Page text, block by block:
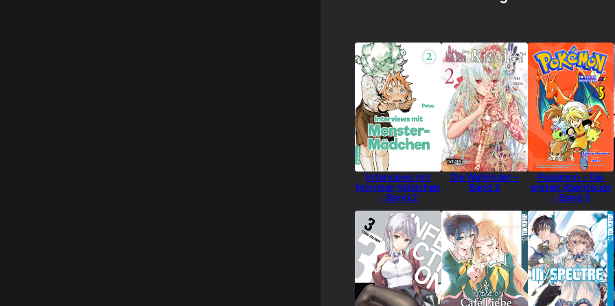
Interviews mit
Monster-Mädchen
– Band 2
Die Walkinder –
Band 2
Pokémon – Die
ersten Abenteuer
– Band 5